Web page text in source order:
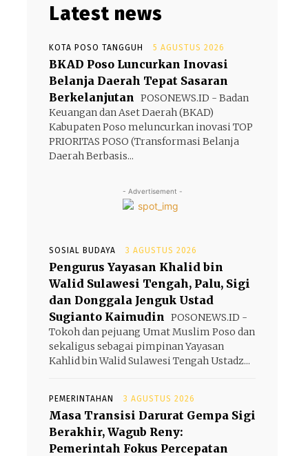
Latest news
KOTA POSO TANGGUH 5 AGUSTUS 2026
BKAD Poso Luncurkan Inovasi
Belanja Daerah Tepat Sasaran
Berkelanjutan POSONEWS.ID - Badan
Keuangan dan Aset Daerah (BKAD)
Kabupaten Poso meluncurkan inovasi TOP
PRIORITAS POSO (Transformasi Belanja
Daerah Berbasis...
- Advertisement -
SOSIAL BUDAYA 3 AGUSTUS 2026
Pengurus Yayasan Khalid bin
Walid Sulawesi Tengah, Palu, Sigi
dan Donggala Jenguk Ustad
Sugianto Kaimudin POSONEWS.ID -
Tokoh dan pejuang Umat Muslim Poso dan
sekaligus sebagai pimpinan Yayasan
Kahlid bin Walid Sulawesi Tengah Ustadz...
PEMERINTAHAN 3 AGUSTUS 2026
Masa Transisi Darurat Gempa Sigi
Berakhir, Wagub Reny:
Pemerintah Fokus Percepatan